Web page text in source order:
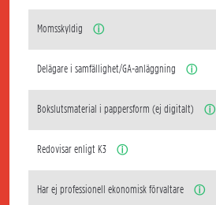
Momsskyldig ⓘ
Delägare i samfällighet/GA-anläggning ⓘ
Bokslutsmaterial i pappersform (ej digitalt) ⓘ
Redovisar enligt K3 ⓘ
Har ej professionell ekonomisk förvaltare ⓘ